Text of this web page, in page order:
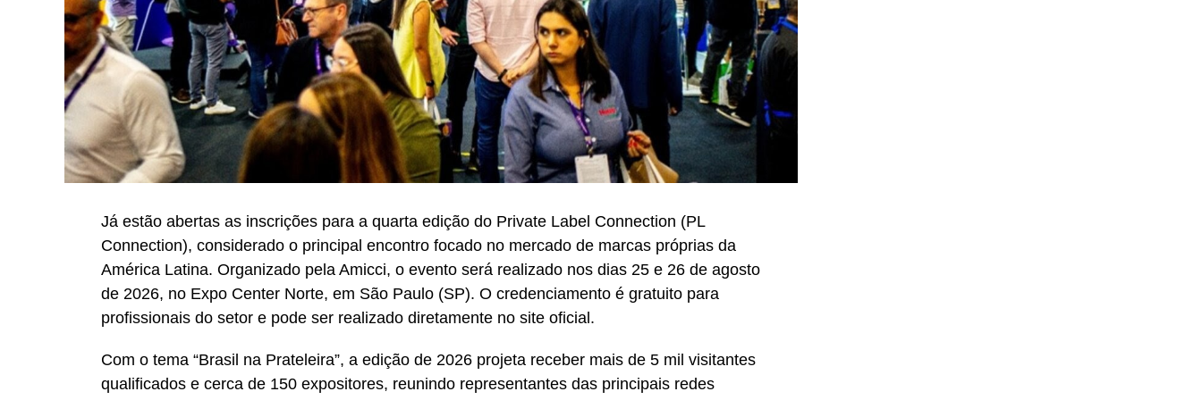
Já estão abertas as inscrições para a quarta edição do Private Label Connection (PL
Connection), considerado o principal encontro focado no mercado de marcas próprias da
América Latina. Organizado pela Amicci, o evento será realizado nos dias 25 e 26 de agosto
de 2026, no Expo Center Norte, em São Paulo (SP). O credenciamento é gratuito para
profissionais do setor e pode ser realizado diretamente no site oficial.
Com o tema “Brasil na Prateleira”, a edição de 2026 projeta receber mais de 5 mil visitantes
qualificados e cerca de 150 expositores, reunindo representantes das principais redes